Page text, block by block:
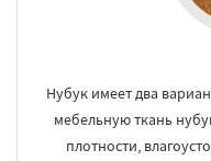
Свердловск Северный
Томилино
Тучково
Фосфоритный
Черкизово
Нубук имеет два
мебельную ткань
плотности,